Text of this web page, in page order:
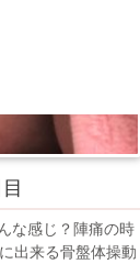
な感じ？陣痛の時
出来る骨盤体操動